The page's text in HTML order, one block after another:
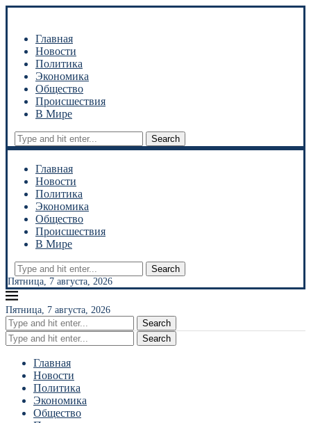
Главная
Новости
Политика
Экономика
Общество
Происшествия
В Мире
Search
Главная
Новости
Политика
Экономика
Общество
Происшествия
В Мире
Search
Пятница, 7 августа, 2026
Пятница, 7 августа, 2026
Search
Search
Главная
Новости
Политика
Экономика
Общество